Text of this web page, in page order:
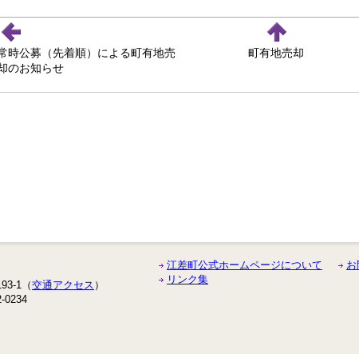
時公募（先着順）による町有地売
のお知らせ
町有地売却
1（交通アクセス ）
0234
江差町公式ホームページについて
リンク集